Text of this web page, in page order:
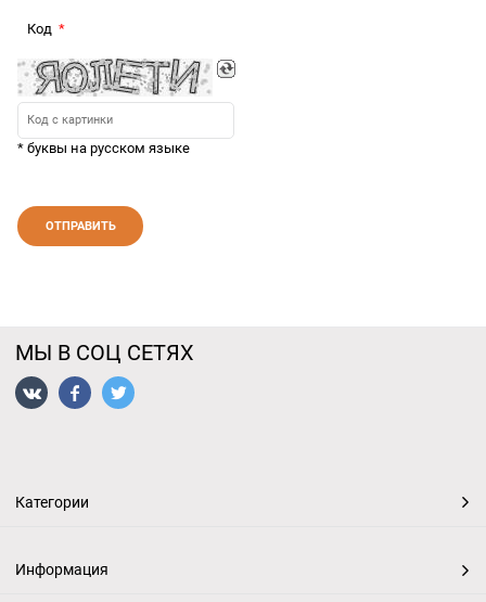
Код
* буквы на русском языке
МЫ В СОЦ СЕТЯХ
Категории
Информация